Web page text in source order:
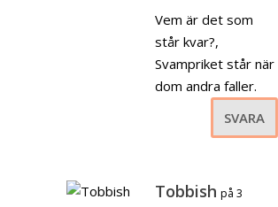
Vem är det som
står kvar?,
Svampriket står när
dom andra faller.
SVARA
Tobbish på 3